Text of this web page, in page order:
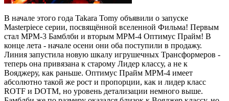
В начале этого года Takara Tomy объявили о запуске
Masterpiece серии, посвящённой вселенной Фильма! Первым
стал MPM-3 Бамблби и вторым MPM-4 Оптимус Прайм! В
конце лета - начале осени они оба поступили в продажу.
Линия запустила новую шкалу игрушечных Трансформеров -
теперь она привязана к старому Лидер классу, а не к
Вояджеру, как раньше. Оптимус Прайм MPM-4 имеет
абсолютно такой же рост и пропорции, как и лидер класс
ROTF и DOTM, но уровень детализации немного выше.